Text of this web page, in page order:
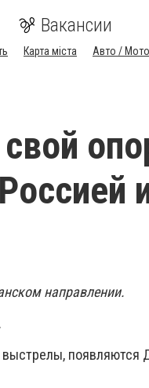
Вакансии
Карта міста Авто / Мото
направлении.
появляются